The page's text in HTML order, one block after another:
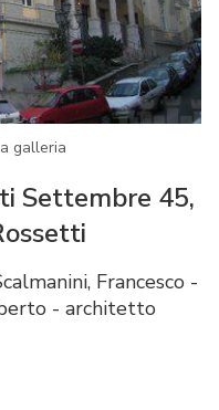
galleria
Settembre 45,
Francesco -
- architetto